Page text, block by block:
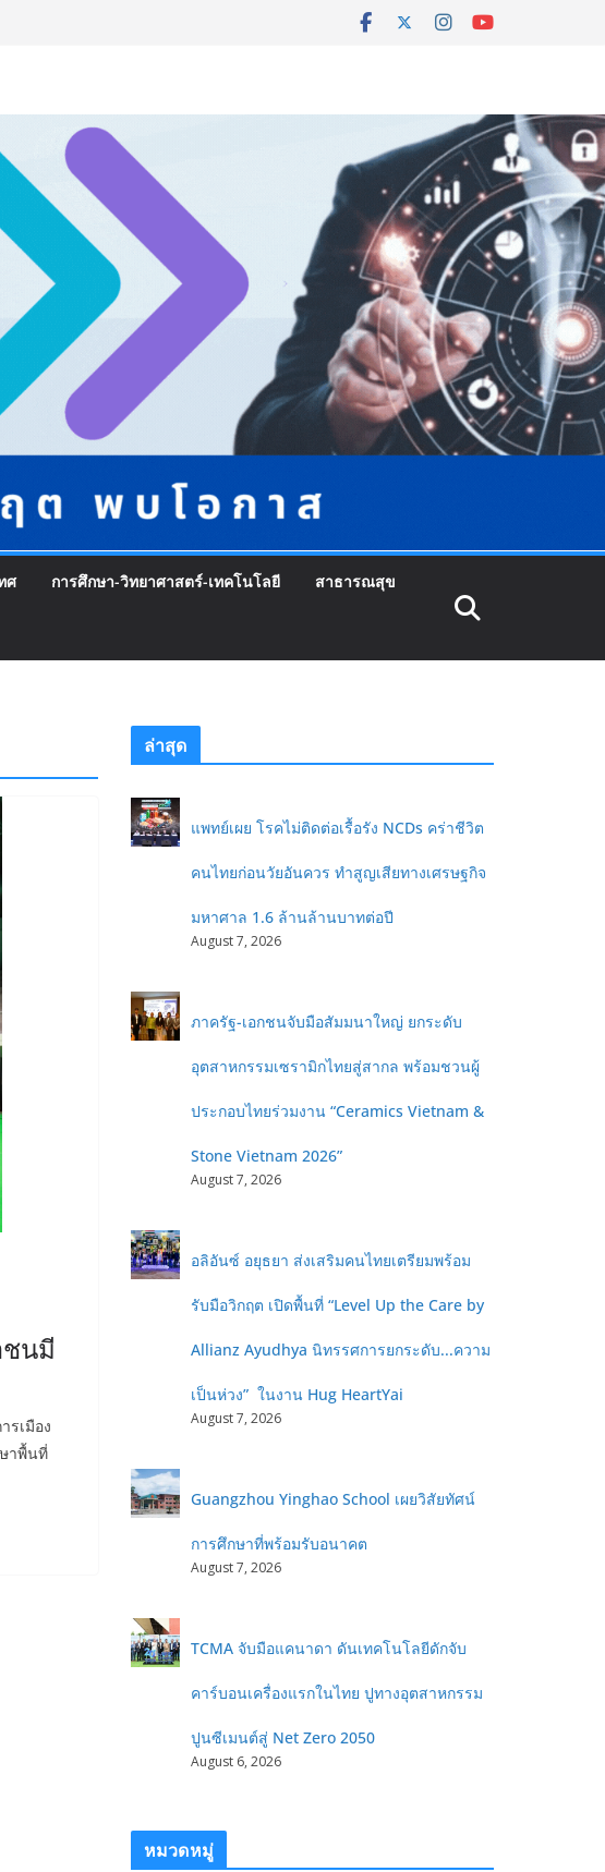
ศ การศึกษา-วิทยาศาสตร์-เทคโนโลยี สาธารณสุข
นมี
เมือง
าพื้นที่
ล่าสุด
แพทย์เผย โรคไม่ติดต่อเรื้อรัง NCDs คร่าชีวิต
คนไทยก่อนวัยอันควร ทำสูญเสียทางเศรษฐกิจ
มหาศาล 1.6 ล้านล้านบาทต่อปี
August 7, 2026
ภาครัฐ-เอกชนจับมือสัมมนาใหญ่ ยกระดับ
อุตสาหกรรมเซรามิกไทยสู่สากล พร้อมชวนผู้
ประกอบไทยร่วมงาน “Ceramics Vietnam &
Stone Vietnam 2026”
August 7, 2026
อลิอันซ์ อยุธยา ส่งเสริมคนไทยเตรียมพร้อม
รับมือวิกฤต เปิดพื้นที่ “Level Up the Care by
Allianz Ayudhya นิทรรศการยกระดับ...ความ
เป็นห่วง” ในงาน Hug HeartYai
August 7, 2026
Guangzhou Yinghao School เผยวิสัยทัศน์
การศึกษาที่พร้อมรับอนาคต
August 7, 2026
TCMA จับมือแคนาดา ดันเทคโนโลยีดักจับ
คาร์บอนเครื่องแรกในไทย ปูทางอุตสาหกรรม
ปูนซีเมนต์สู่ Net Zero 2050
August 6, 2026
หมวดหมู่